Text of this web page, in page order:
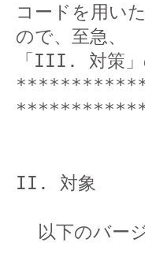
コードを用い
ので、至急、
「III. 対策」
II. 対象